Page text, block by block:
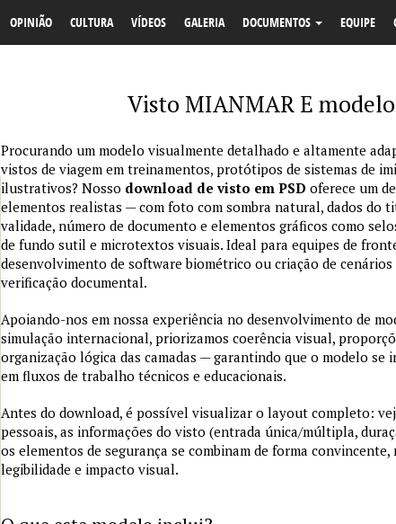
OPINIÃO CULTURA VÍDEOS GALERIA DOCUMENTOS EQUIPE
Visto MIANMAR E modelo
Procurando um modelo visualmente detalhado e altamente
vistos de viagem em treinamentos, protótipos de sistemas de
ilustrativos? Nosso download de visto em PSD oferece um
elementos realistas — com foto com sombra natural, dados do
validade, número de documento e elementos gráficos como
de fundo sutil e microtextos visuais. Ideal para equipes de
desenvolvimento de software biométrico ou criação de cenários
verificação documental.
Apoiando-nos em nossa experiência no desenvolvimento de
simulação internacional, priorizamos coerência visual,
organização lógica das camadas — garantindo que o modelo se
em fluxos de trabalho técnicos e educacionais.
Antes do download, é possível visualizar o layout completo:
pessoais, as informações do visto (entrada única/múltipla,
os elementos de segurança se combinam de forma convincente,
legibilidade e impacto visual.